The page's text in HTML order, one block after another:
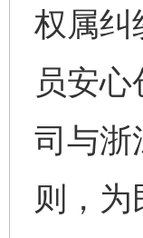
权属纠
员安
司与浙
则，为